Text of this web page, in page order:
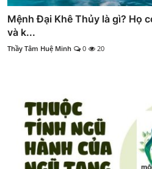
Mệnh Đại Khê Thủy là gì? Họ
và k...
Thầy Tâm Huệ Minh 0 20